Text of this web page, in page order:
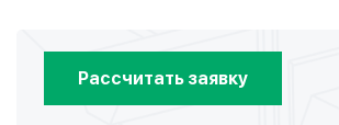
Рассчитать заявку